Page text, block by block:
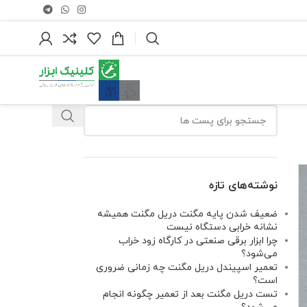
نوشته‌های تازه
ضعیف شدن پایه مگنت دریل مگنت همیشه
نشانه خرابی دستگاه نیست
چرا ابزار برقی صنعتی در کارگاه زود خراب
می‌شود؟
تعمیر اسپیندل دریل مگنت چه زمانی ضروری
است؟
تست دریل مگنت بعد از تعمیر چگونه انجام